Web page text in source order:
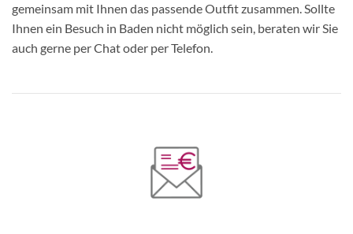
gemeinsam mit Ihnen das passende Outfit zusammen. Sollte
Ihnen ein Besuch in Baden nicht möglich sein, beraten wir Sie
auch gerne per Chat oder per Telefon.